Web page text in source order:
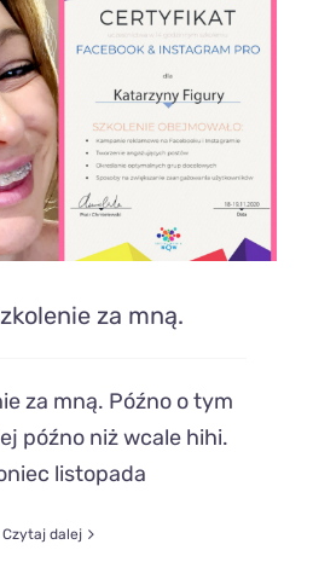
za mną.
za mną. Późno o tym
późno niż wcale hihi.
listopada
Czytaj dalej